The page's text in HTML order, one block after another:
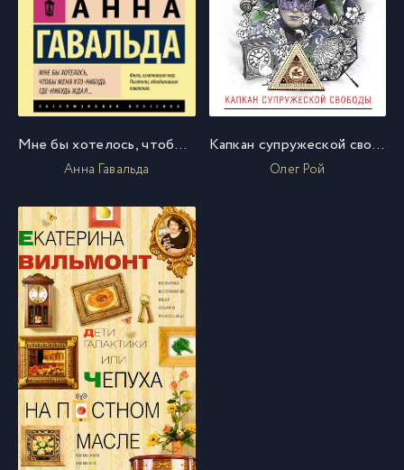
Мне бы хотелось, чтобы меня кто-нибудь где-нибудь ждал…
Анна Гавальда
Капкан супружеской свободы
Олег Рой